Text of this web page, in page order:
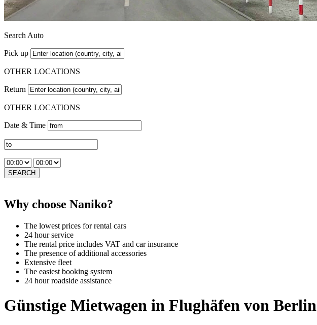
Search Auto
Pick up
OTHER LOCATIONS
Return
OTHER LOCATIONS
Date & Time
SEARCH
Why choose Naniko?
The lowest prices for rental cars
24 hour service
The rental price includes VAT and car insurance
The presence of additional accessories
Extensive fleet
The easiest booking system
24 hour roadside assistance
Günstige Mietwagen in Flughäfen von Berlin